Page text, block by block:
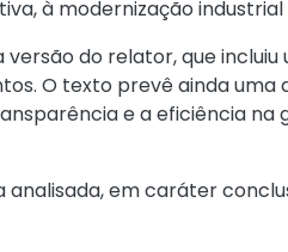
à modernização
versão do relator, que
O texto prevê ainda uma
e a eficiência na
em caráter